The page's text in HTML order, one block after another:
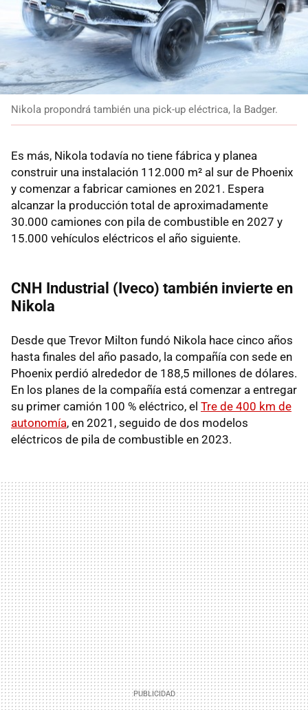
Nikola propondrá también una pick-up eléctrica, la Badger.
Es más, Nikola todavía no tiene fábrica y planea
construir una instalación 112.000 m² al sur de Phoenix
y comenzar a fabricar camiones en 2021. Espera
alcanzar la producción total de aproximadamente
30.000 camiones con pila de combustible en 2027 y
15.000 vehículos eléctricos el año siguiente.
CNH Industrial (Iveco) también invierte en
Nikola
Desde que Trevor Milton fundó Nikola hace cinco años
hasta finales del año pasado, la compañía con sede en
Phoenix perdió alrededor de 188,5 millones de dólares.
En los planes de la compañía está comenzar a entregar
su primer camión 100 % eléctrico, el Tre de 400 km de
autonomía, en 2021, seguido de dos modelos
eléctricos de pila de combustible en 2023.